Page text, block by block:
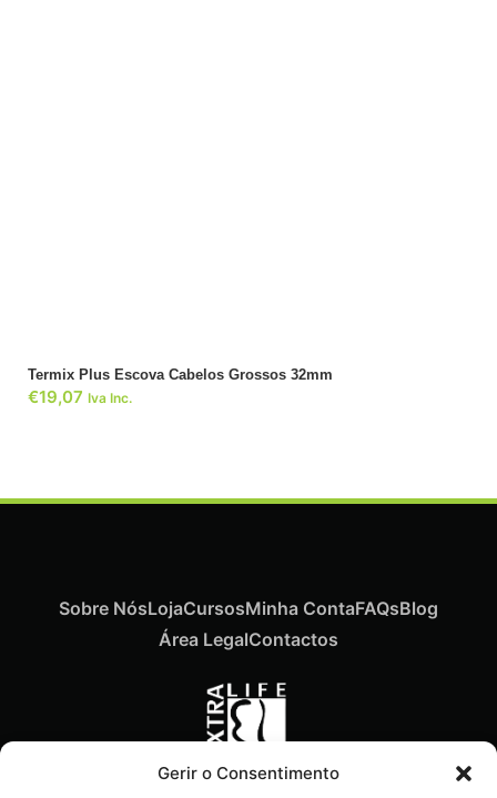
Gerir o Consentimento
Termix Plus Escova Cabelos Grossos 32mm
€19,07 Iva Inc.
Sobre NósLojaCursosMinha ContaFAQsBlog
Área LegalContactos